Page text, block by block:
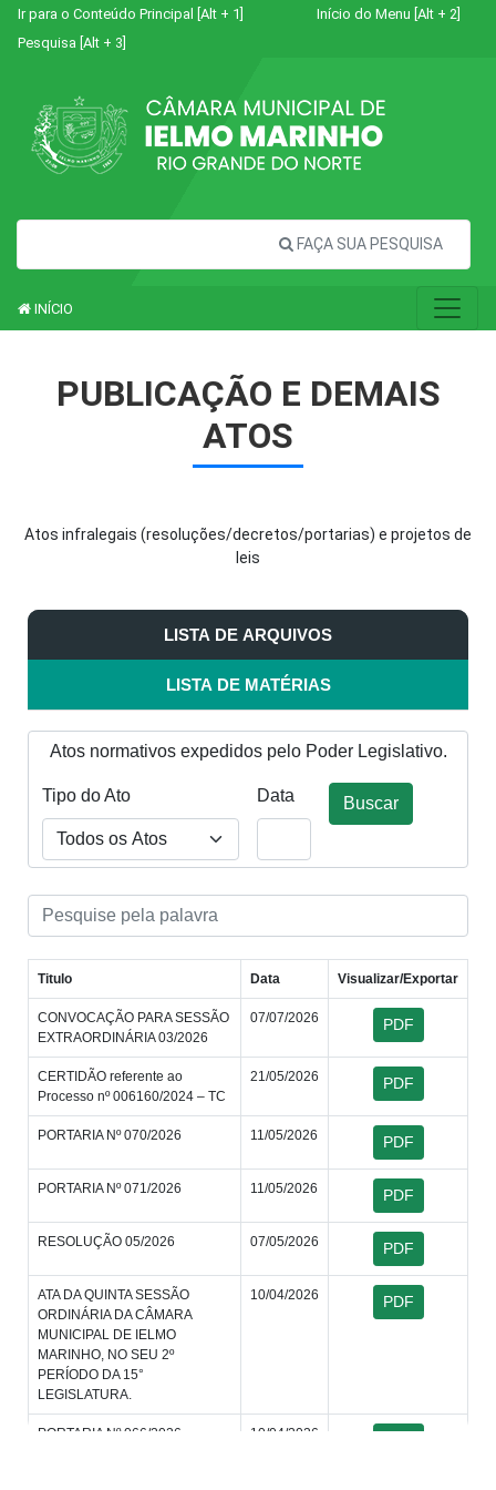
Ir para o Conteúdo Principal [Alt + 1]
Início do Menu [Alt + 2]
Pesquisa [Alt + 3]
FAÇA SUA PESQUISA
INÍCIO
PUBLICAÇÃO E DEMAIS
ATOS
Atos infralegais (resoluções/decretos/portarias) e projetos de
leis